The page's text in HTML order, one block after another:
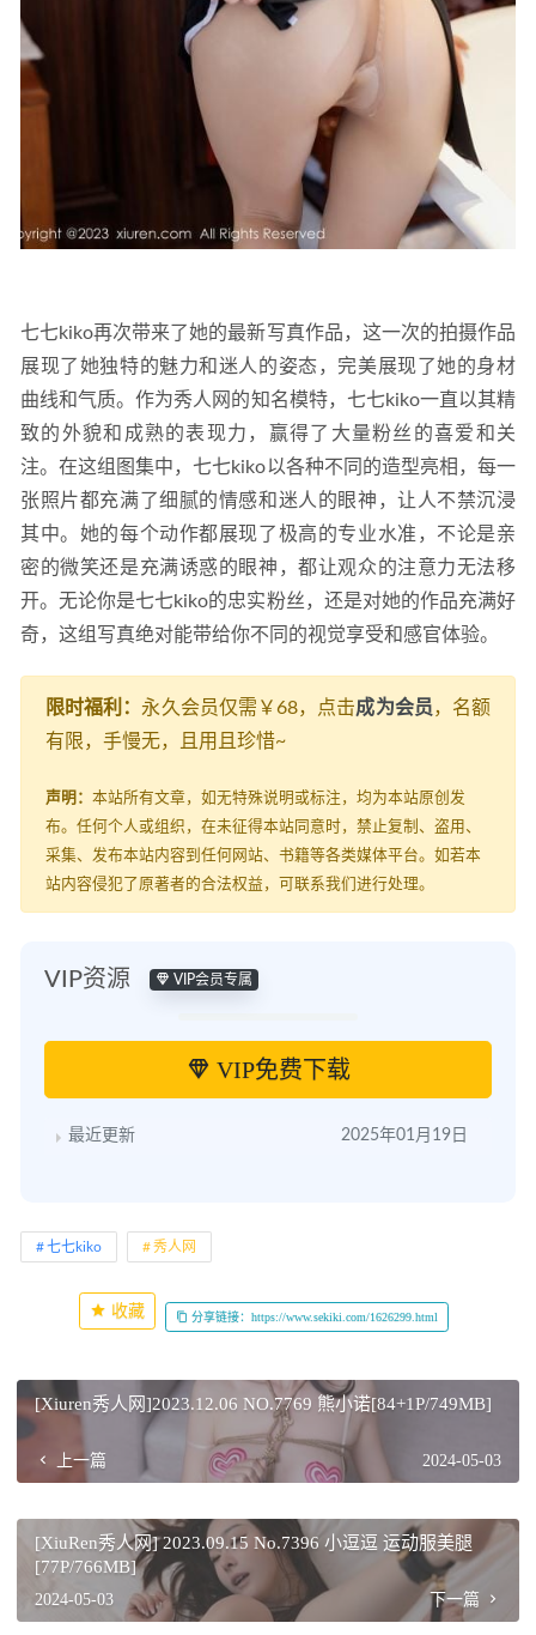
七七kiko再次带来了她的最新写真作品，这一次的拍摄作品
展现了她独特的魅力和迷人的姿态，完美展现了她的身材
曲线和气质。作为秀人网的知名模特，七七kiko一直以其精
致的外貌和成熟的表现力，赢得了大量粉丝的喜爱和关
注。在这组图集中，七七kiko以各种不同的造型亮相，每一
张照片都充满了细腻的情感和迷人的眼神，让人不禁沉浸
其中。她的每个动作都展现了极高的专业水准，不论是亲
密的微笑还是充满诱惑的眼神，都让观众的注意力无法移
开。无论你是七七kiko的忠实粉丝，还是对她的作品充满好
奇，这组写真绝对能带给你不同的视觉享受和感官体验。
限时福利： 永久会员仅需￥68，点击成为会员，名额
有限，手慢无，且用且珍惜~
声明： 本站所有文章，如无特殊说明或标注，均为本站原创发
布。任何个人或组织，在未征得本站同意时，禁止复制、盗用、
采集、发布本站内容到任何网站、书籍等各类媒体平台。如若本
站内容侵犯了原著者的合法权益，可联系我们进行处理。
VIP资源 VIP会员专属
VIP免费下载
最近更新 2025年01月19日
七七kiko 秀人网
收藏 分享链接：https://www.sekiki.com/1626299.html
[Xiuren秀人网]2023.12.06 NO.7769 熊小诺[84+1P/749MB]
上一篇 2024-05-03
[XiuRen秀人网] 2023.09.15 No.7396 小逗逗 运动服美腿
[77P/766MB]
2024-05-03 下一篇